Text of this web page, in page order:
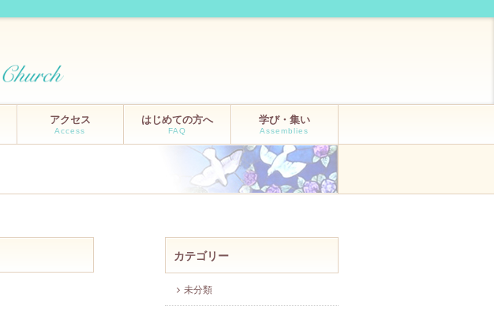
アクセス
Access
はじめての方へ
FAQ
学び・集い
Assemblies
カテゴリー
未分類